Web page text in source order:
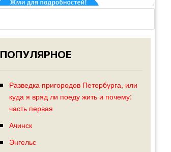
ПОПУЛЯРНОЕ
Разведка пригородов Петербурга, или
куда я вряд ли поеду жить и почему:
часть первая
Ачинск
Энгельс